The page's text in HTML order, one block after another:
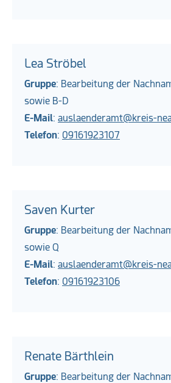
Lea Ströbel
Gruppe: Bearbeitung der
sowie B-D
E-Mail: auslaenderamt@kreis-
Telefon: 09161923107
Saven Kurter
Gruppe: Bearbeitung der
sowie Q
E-Mail: auslaenderamt@kreis-
Telefon: 09161923106
Renate Bärthlein
Gruppe: Bearbeitung der